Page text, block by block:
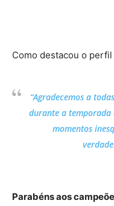
Como destacou o
“Agradecemos a
durante a temporada
momentos
Parabéns aos